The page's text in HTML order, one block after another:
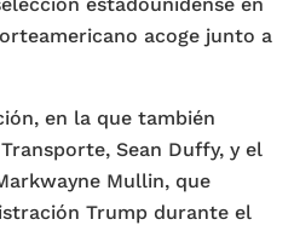
acoge junto a
en la que también
Sean Duffy, y el
Mullin, que
Trump durante el